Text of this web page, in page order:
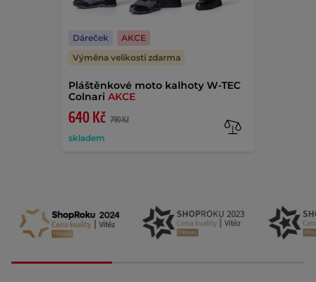
Pláštěnkové moto kalhoty W-TEC
ColnariAKCE
640 Kč 790 Kč
skladem
Dáreček
AKCE
Výměna velikosti zdarma